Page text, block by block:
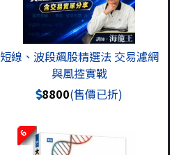
短線、波段飆股精選法 交易濾網
與風控實戰
8800(售價已折)
6